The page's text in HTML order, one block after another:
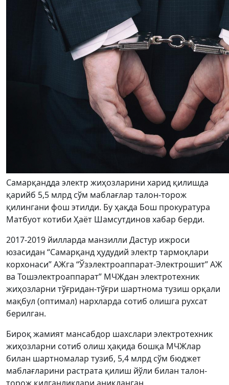
Самарқандда электр жиҳозларини харид қилишда
қарийб 5,5 млрд сўм маблағлар талон-торож
қилингани фош этилди. Бу ҳақда Бош прокуратура
Матбуот котиби Ҳаёт Шамсутдинов хабар берди.
2017-2019 йилларда манзилли Дастур ижроси
юзасидан “Самарқанд ҳудудий электр тармоқлари
корхонаси” АЖга “Ўзэлектроаппарат-Электрошит” АЖ
ва Тошэлектроаппарат” МЧЖдан электротехник
жиҳозларни тўғридан-тўғри шартнома тузиш орқали
мақбул (оптимал) нархларда сотиб олишга рухсат
берилган.
Бироқ жамият мансабдор шахслари электротехник
жиҳозларни сотиб олиш ҳақида бошқа МЧЖлар
билан шартномалар тузиб, 5,4 млрд сўм бюджет
маблағларини растрата қилиш йўли билан талон-